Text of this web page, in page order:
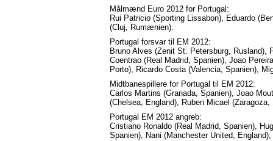
Målmænd Euro 2012 for Portugal:
Rui Patricio (Sporting Lissabon), Eduardo
(Cluj, Rumænien).
Portugal forsvar til EM 2012:
Bruno Alves (Zenit St. Petersburg, Rusland),
Coentrao (Real Madrid, Spanien), Joao
Porto), Ricardo Costa (Valencia, Spanien),
Midtbanespillere for Portugal til EM 2012:
Carlos Martins (Granada, Spanien), Joao
(Chelsea, England), Ruben Micael
Portugal EM 2012 angreb:
Cristiano Ronaldo (Real Madrid, Spanien),
Spanien), Nani (Manchester United,